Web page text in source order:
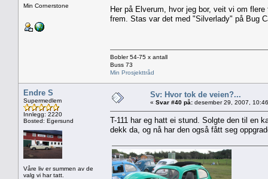
Min Cornerstone
Her på Elverum, hvor jeg bor, veit vi om
frem. Stas var det med "Silverlady" på Bug
Bobler 54-75 x antall
Buss 73
Min Prosjekttråd
Endre S
Supermedlem
Innlegg: 2220
Bosted: Egersund
Våre liv er summen av de
valg vi har tatt.
Sv: Hvor tok de veien?...
« Svar #40 på: desember 29, 2007,
T-111 har eg hatt ei stund. Solgte den til en
dekk da, og nå har den også fått seg